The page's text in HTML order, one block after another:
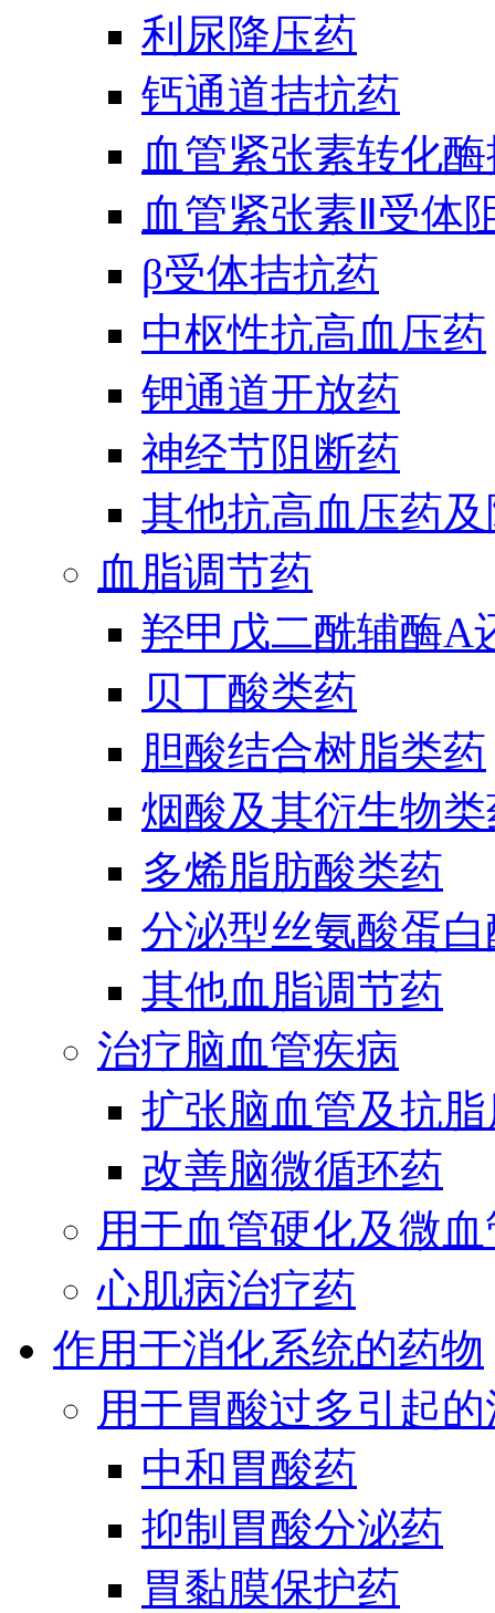
利尿降压药
钙通道拮抗药
血管紧张素转化
血管紧张素Ⅱ受体
β受体拮抗药
中枢性抗高血压药
钾通道开放药
神经节阻断药
其他抗高血压药
血脂调节药
羟甲戊二酰辅酶A
贝丁酸类药
胆酸结合树脂类药
烟酸及其衍生物
多烯脂肪酸类药
分泌型丝氨酸蛋
其他血脂调节药
治疗脑血管疾病
扩张脑血管及抗
改善脑微循环药
用于血管硬化及微
心肌病治疗药
作用于消化系统的药物
用于胃酸过多引起
中和胃酸药
抑制胃酸分泌药
胃黏膜保护药